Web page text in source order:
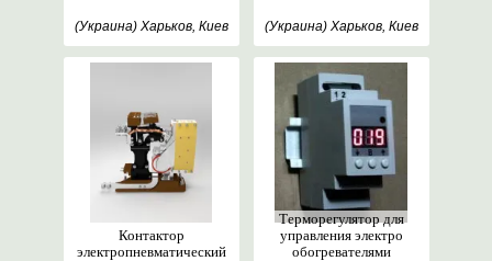
(Украина) Харьков, Киев (Украина) Харьков, Киев
Контактор
электропневматический
Терморегулятор для
управления электро
обогревателями